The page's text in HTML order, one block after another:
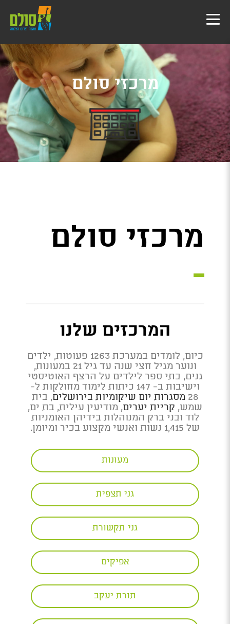
מרכזי סולם
מרכזי סולם
המרכזים שלנו
כיום, לומדים במערכת 1263 פעוטות, ילדים
ונוער מגיל חצי שנה עד גיל 21 במעונות,
גנים, בתי ספר לילדים על הרצף האוטיסטי
וישיבות ב- 147 כיתות לימוד מחולקות ל-
28 מסגרות יום שיקומיות בירושלים, בית
שמש, קריית יערים, מודיעין עילית, בת ים,
לוד ובני ברק המנוהלות בידיהן האומניות
של 1,415 נשות ואנשי מקצוע בכיר ומיומן.
מעונות
גני תצפית
גני תקשורת
אפיקים
תורת יעקב